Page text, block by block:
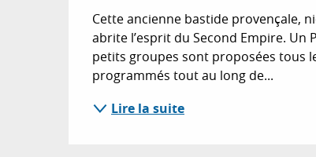
Cette ancienne bastide provençale,
abrite l’esprit du Second Empire.
petits groupes sont proposées tous
programmés tout au long de...
Lire la suite